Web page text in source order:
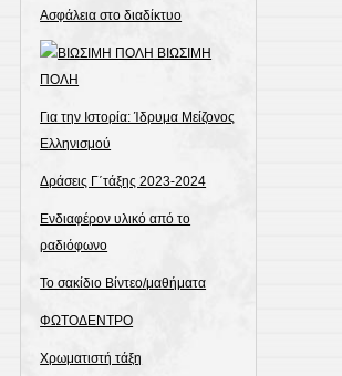
Ασφάλεια στο διαδίκτυο
ΒΙΩΣΙΜΗ
ΠΟΛΗ
Για την Ιστορία: Ίδρυμα Μείζονος
Ελληνισμού
Δράσεις Γ΄τάξης 2023-2024
Ενδιαφέρον υλικό από το
ραδιόφωνο
Το σακίδιο Βίντεο/μαθήματα
ΦΩΤΟΔΕΝΤΡΟ
Χρωματιστή τάξη